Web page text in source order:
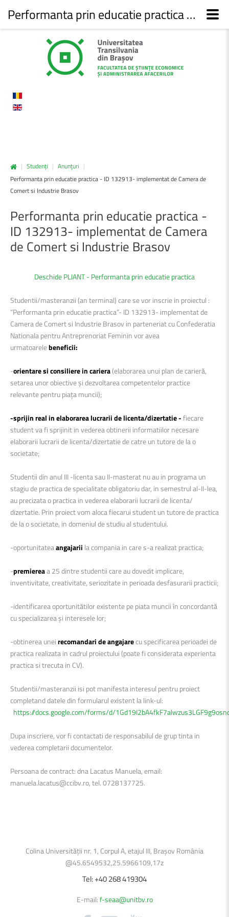
| Studenți | Anunțuri |
Performanta prin educatie practica - ID 132913- implementat de Camera de
Comert si Industrie Brasov
Performanta prin educatie practica -
ID 132913- implementatde Camera
de Comertsi Industrie Brasov
Deschide PLIANT - Performanta prin educatie practica
Studentii/masteranzii (an terminal) care se vor inscrie in proiectul :
“Performanta prin educatie practica”- ID 132913- implementat de
Camera de Comert si Industrie Brasov in parteneriat cu Confederatia
Nationala pentru Antreprenoriat Feminin vor avea
urmatoarelebeneficii:
-orientare si consiliere in cariera(elaborarea unui plan de carieră,
setarea unor obiective şi dezvoltarea competentelor practice
relevante pentru piaţa muncii);
-sprijin real in elaborarea lucrarii de licenta/dizertatie -fiecare
student va fi sprijinit in vederea obtinerii informatiilor necesare
elaborarii lucrarii de licenta/dizertatie de catre un tutore de la o
societate;
Studentii din anul III -licenta sau II-masterat nu au in programa un
stagiu de practica de specialitate obligatoriu dar, in semestrul al-II-lea,
au precizata o practica in vederea elaborarii lucrarii de licenta/
dizertatie. Prin proiect vom aloca fiecarui student un tutore de practica
de la o societate, in domeniul de studiu al studentului.
-oportunitateaangajarii la compania in care s-a realizat practica;
-premiereaa 25 dintre studentii care au dovedit implicare,
inventivitate, creativitate, seriozitate in perioada desfasurarii practicii;
-identificarea oportunitătilor existente pe piata muncii în concordantă
cu specializarea şi interesele lor;
-obtinerea uneirecomandari de angajarecu specificarea perioadei de
practica realizata in cadrul proiectului (poate fi considerata experienta
practica si trecuta in CV).
Studentii/masteranzii isi pot manifesta interesul pentru proiect
completand datele din formularul existent la link-ul:
https://docs.google.com/forms/d/
Dupa inscriere, vor fi contactati de responsabilul de grup tinta in
vederea completarii documentelor.
Persoana de contract: dna Lacatus Manuela, email:
manuela.lacatus@ccibv.ro, tel. 0728137725.
Colina Universității nr. 1, Corpul A, etajul III, Brașov România
@45.6549532,25.5966109,17z
Tel:+40268419304
E-mail:f-seaa@unitbv.ro
Performanta prin educatie practica - ID 132913- implementat de Camera de Comert si Industrie Brasov - Facultatea de Științe economice și administrarea afacerilor